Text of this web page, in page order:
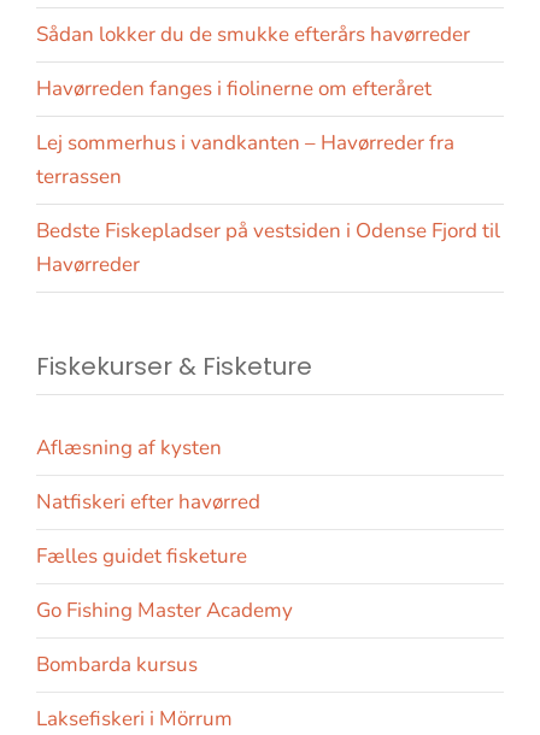
Sådan lokker du de smukke efterårs havørreder
Havørreden fanges i fiolinerne om efteråret
Lej sommerhus i vandkanten – Havørreder fra
terrassen
Bedste Fiskepladser på vestsiden i Odense Fjord til
Havørreder
Fiskekurser & Fisketure
Aflæsning af kysten
Natfiskeri efter havørred
Fælles guidet fisketure
Go Fishing Master Academy
Bombarda kursus
Laksefiskeri i Mörrum